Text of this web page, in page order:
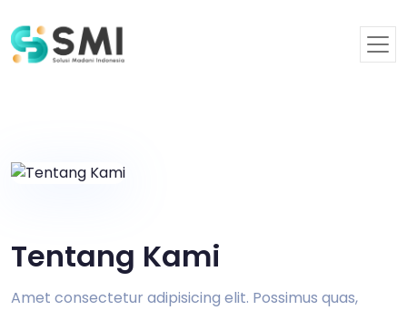
Tentang Kami
Amet consectetur adipisicing elit. Possimus quas,